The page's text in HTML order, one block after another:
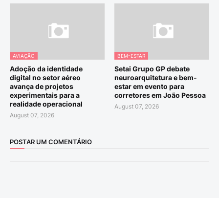
AVIAÇÃO
Adoção da identidade
digital no setor aéreo
avança de projetos
experimentais para a
realidade operacional
August 07, 2026
BEM-ESTAR
Setai Grupo GP debate
neuroarquitetura e bem-
estar em evento para
corretores em João Pessoa
August 07, 2026
POSTAR UM COMENTÁRIO